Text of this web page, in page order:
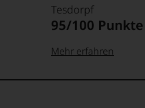
Tesdorpf
95/100 Punkte
99–100 Punkte:
Tesdorpf
Mehr erfahren